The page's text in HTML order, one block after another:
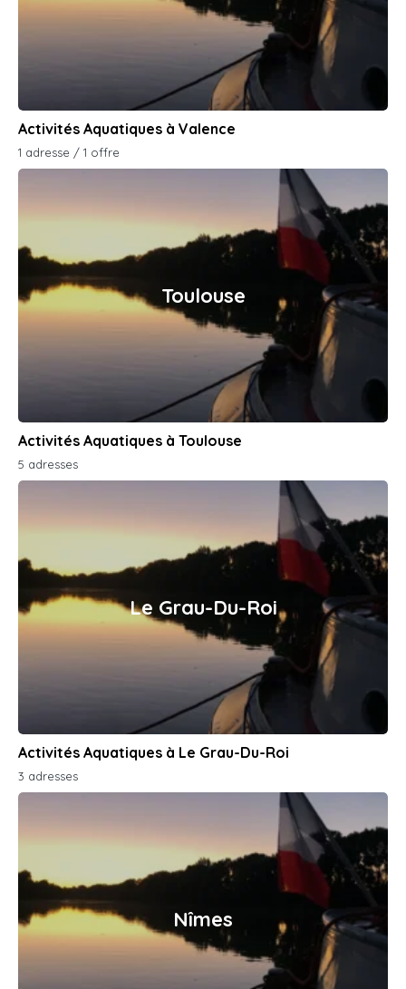
Activités Aquatiques à Valence
1 adresse / 1 offre
Toulouse
Activités Aquatiques à Toulouse
5 adresses
Le Grau-Du-Roi
Activités Aquatiques à Le Grau-Du-Roi
3 adresses
Nîmes